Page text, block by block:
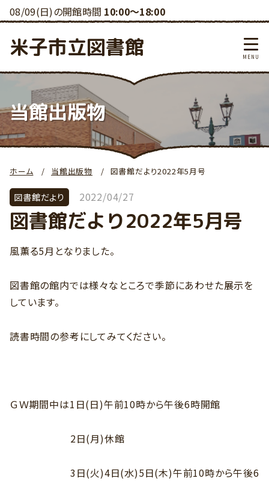
08/09(日)の開館時間 10:00～18:00
米子市立図書館
当館出版物
ホーム 当館出版物 図書館だより2022年5月号
図書館だより 2022/04/27
図書館だより2022年5月号
風薫る5月となりました。
図書館の館内では様々なところで季節にあわせた展示を
しています。
読書時間の参考にしてみてください。
ＧＷ期間中は1日(日)午前10時から午後6時開館
2日(月)休館
3日(火)4日(水)5日(木)午前10時から午後6